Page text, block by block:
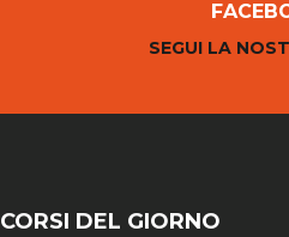
SEGUI LA
CORSI DEL GIORNO